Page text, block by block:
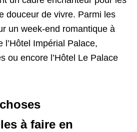
douceur de vivre. Parmi les
un week-end romantique à
l’Hôtel Impérial Palace,
ou encore l’Hôtel Le Palace
à faire en